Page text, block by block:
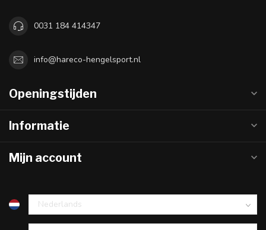
0031 184 414347
info@hareco-hengelsport.nl
Openingstijden
Informatie
Mijn account